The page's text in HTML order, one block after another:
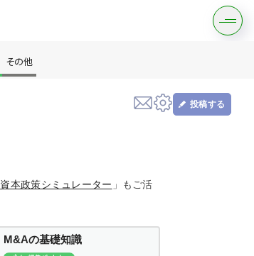
その他
投稿する
資本政策シミュレーター 」もご活
M&Aの基礎知識